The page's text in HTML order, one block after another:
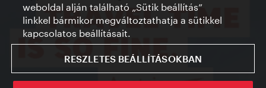
weboldal alján található „Sütik beállítás”
linkkel bármikor megváltoztathatja a sütikkel
kapcsolatos beállításait.
RESZLETES BEÁLLÍTÁSOKBAN